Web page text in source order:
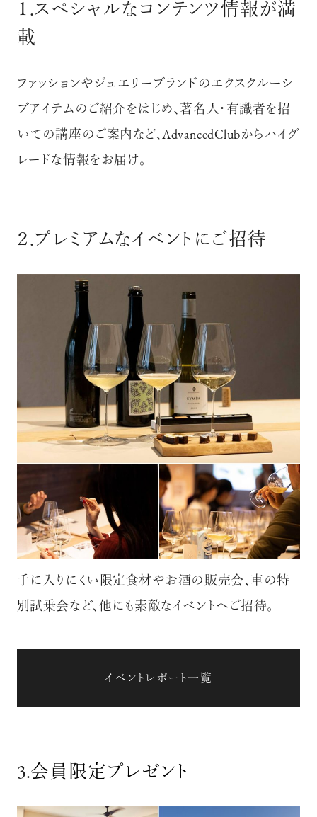
１.スペシャルなコンテンツ情報が満
載
ファッションやジュエリーブランドのエクスクルーシ
ブアイテムのご紹介をはじめ、著名人・有識者を招
いての講座のご案内など、AdvancedClubからハイグ
レードな情報をお届け。
２.プレミアムなイベントにご招待
手に入りにくい限定食材やお酒の販売会、車の特
別試乗会など、他にも素敵なイベントへご招待。
イベントレポート一覧
3.会員限定プレゼント